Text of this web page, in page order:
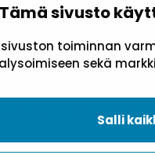
Tämä sivusto
toiminnan
sekä
Salli